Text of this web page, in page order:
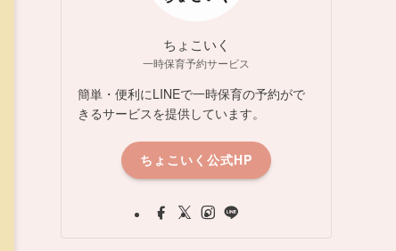
ちょこいく
一時保育予約サービス
簡単・便利にLINEで一時保育の予約がで
きるサービスを提供しています。
ちょこいく公式HP